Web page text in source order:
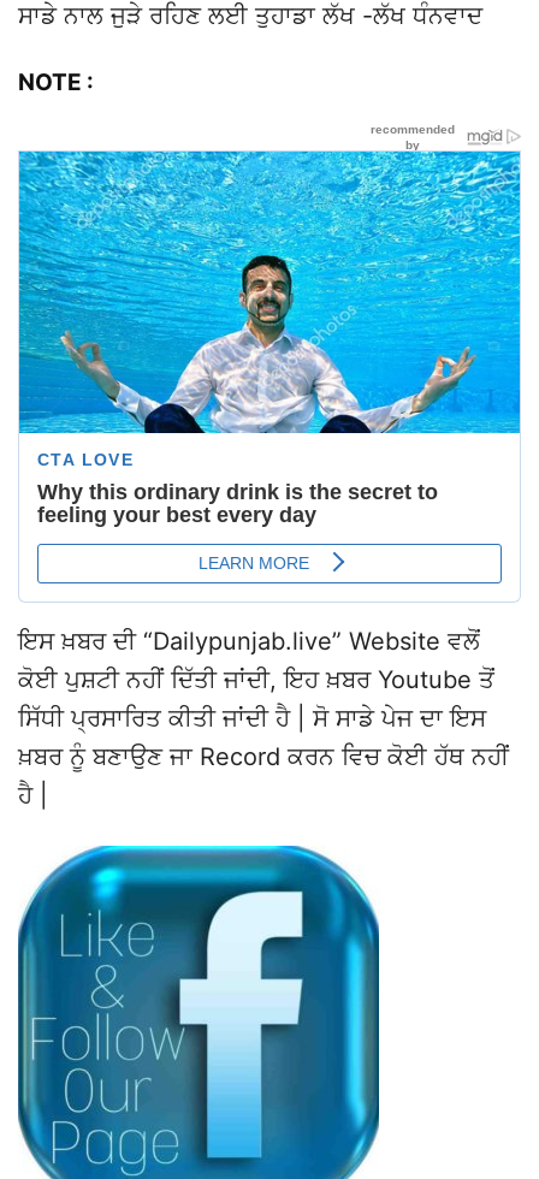
ਸਾਡੇ ਨਾਲ ਜੁੜੇ ਰਹਿਣ ਲਈ ਤੁਹਾਡਾ ਲੱਖ -ਲੱਖ ਧੰਨਵਾਦ
NOTE :
ਇਸ ਖ਼ਬਰ ਦੀ “Dailypunjab.live” Website ਵਲੋਂ
ਕੋਈ ਪੁਸ਼ਟੀ ਨਹੀਂ ਦਿੱਤੀ ਜਾਂਦੀ, ਇਹ ਖ਼ਬਰ Youtube ਤੋਂ
ਸਿੱਧੀ ਪ੍ਰਸਾਰਿਤ ਕੀਤੀ ਜਾਂਦੀ ਹੈ | ਸੋ ਸਾਡੇ ਪੇਜ ਦਾ ਇਸ
ਖ਼ਬਰ ਨੂੰ ਬਣਾਉਣ ਜਾ Record ਕਰਨ ਵਿਚ ਕੋਈ ਹੱਥ ਨਹੀਂ
ਹੈ |